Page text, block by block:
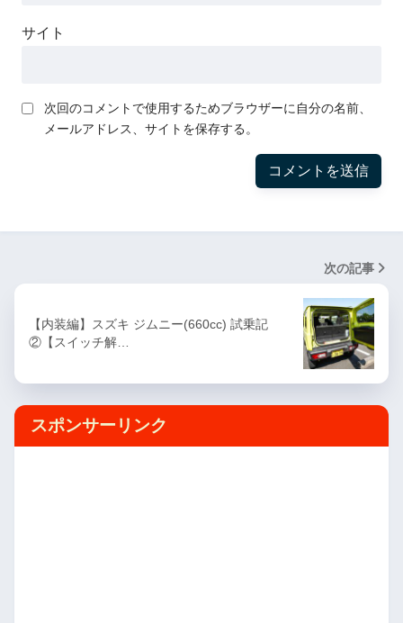
サイト
次回のコメントで使用するためブラウザーに自分の名前、
メールアドレス、サイトを保存する。
次の記事
【内装編】スズキ ジムニー(660cc) 試乗記
②【スイッチ解…
スポンサーリンク